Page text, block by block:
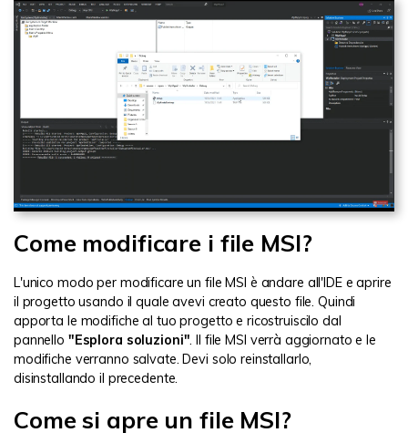
Come modificare i file MSI?
L'unico modo per modificare un file MSI è andare all'IDE e aprire
il progetto usando il quale avevi creato questo file. Quindi
apporta le modifiche al tuo progetto e ricostruiscilo dal
pannello "Esplora soluzioni". Il file MSI verrà aggiornato e le
modifiche verranno salvate. Devi solo reinstallarlo,
disinstallando il precedente.
Come si apre un file MSI?